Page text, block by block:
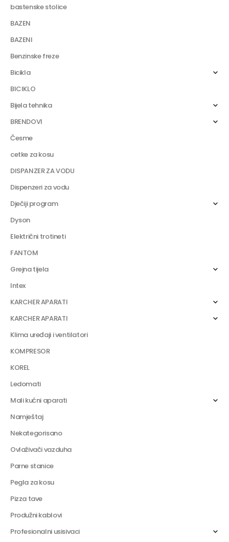
bastenske stolice
BAZEN
BAZENI
Benzinske freze
Bicikla
BICIKLO
Bijela tehnika
BRENDOVI
Česme
cetke za kosu
DISPANZER ZA VODU
Dispenzeri za vodu
Dječiji program
Dyson
Električni trotineti
FANTOM
Grejna tijela
Intex
KARCHER APARATI
KARCHER APARATI
Klima uređaji i ventilatori
KOMPRESOR
KOREL
Ledomati
Mali kućni aparati
Namještaj
Nekategorisano
Ovlaživači vazduha
Parne stanice
Pegla za kosu
Pizza tave
Produžni kablovi
Profesionalni usisivaci